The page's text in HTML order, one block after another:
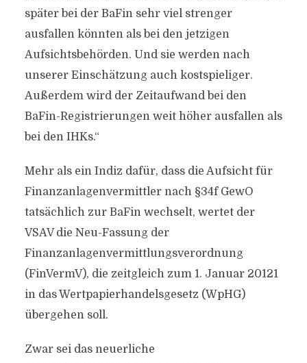
später bei der BaFin sehr viel strenger
ausfallen könnten als bei den jetzigen
Aufsichtsbehörden. Und sie werden nach
unserer Einschätzung auch kostspieliger.
Außerdem wird der Zeitaufwand bei den
BaFin-Registrierungen weit höher ausfallen als
bei den IHKs.“
Mehr als ein Indiz dafür, dass die Aufsicht für
Finanzanlagenvermittler nach §34f GewO
tatsächlich zur BaFin wechselt, wertet der
VSAV die Neu-Fassung der
Finanzanlagenvermittlungsverordnung
(FinVermV), die zeitgleich zum 1. Januar 20121
in das Wertpapierhandelsgesetz (WpHG)
übergehen soll.
Zwar sei das neuerliche